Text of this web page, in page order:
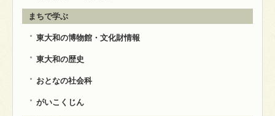
まちで学ぶ
東大和の博物館・文化財情報
東大和の歴史
おとなの社会科
がいこくじん